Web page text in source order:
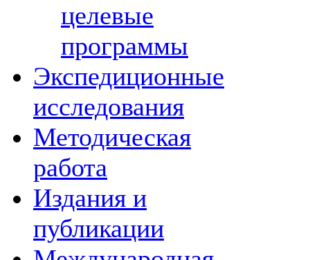
целевые
программы
Экспедиционные
исследования
Методическая
работа
Издания и
публикации